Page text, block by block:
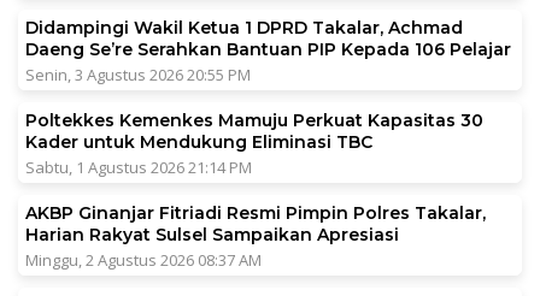
Didampingi Wakil Ketua 1 DPRD Takalar, Achmad
Daeng Se’re Serahkan Bantuan PIP Kepada 106 Pelajar
Senin, 3 Agustus 2026 20:55 PM
Poltekkes Kemenkes Mamuju Perkuat Kapasitas 30
Kader untuk Mendukung Eliminasi TBC
Sabtu, 1 Agustus 2026 21:14 PM
AKBP Ginanjar Fitriadi Resmi Pimpin Polres Takalar,
Harian Rakyat Sulsel Sampaikan Apresiasi
Minggu, 2 Agustus 2026 08:37 AM